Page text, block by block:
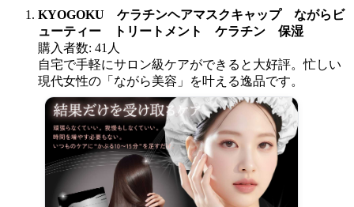
KYOGOKU ケラチンヘアマスクキャップ ながらビ
ューティー トリートメント ケラチン 保湿
購入者数: 41人
自宅で手軽にサロン級ケアができると大好評。忙しい
現代女性の「ながら美容」を叶える逸品です。